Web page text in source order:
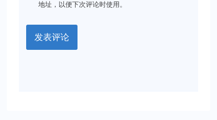
地址，以便下次评论时使用。